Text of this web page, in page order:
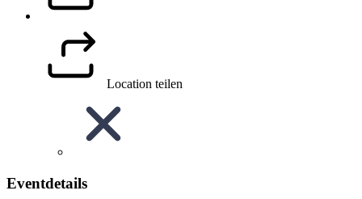
Location teilen
Eventdetails